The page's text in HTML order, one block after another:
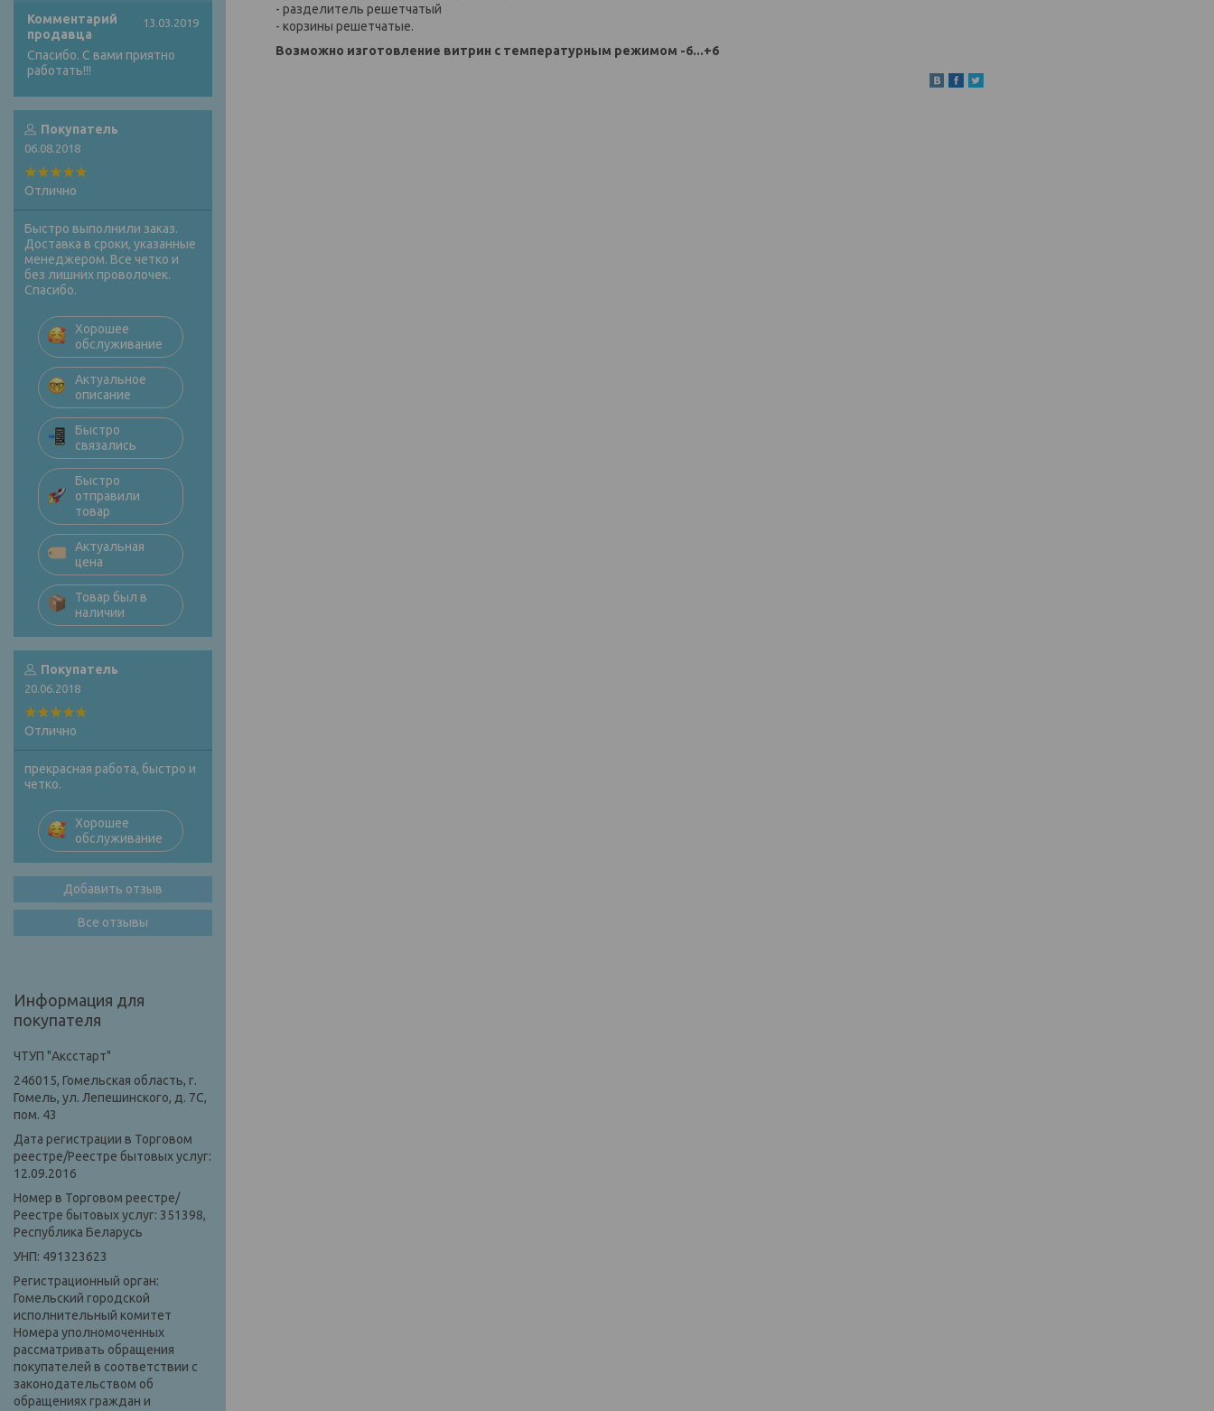
- разделитель решетчатый
- корзины решетчатые.
Возможно изготовление витрин с температурным режимом -6...+6
Комментарий
продавца
13.03.2019
Спасибо. С вами приятно
работать!!!
Покупатель
06.08.2018
Отлично
Быстро выполнили заказ.
Доставка в сроки, указанные
менеджером. Все четко и
без лишних проволочек.
Спасибо.
Хорошее
обслуживание
Актуальное
описание
Быстро
связались
Быстро
отправили
товар
Актуальная
цена
Товар был в
наличии
Покупатель
20.06.2018
Отлично
прекрасная работа, быстро и
четко.
Хорошее
обслуживание
Добавить отзыв
Все отзывы
Информация для
покупателя
ЧТУП "Аксстарт"
246015, Гомельская область, г.
Гомель, ул. Лепешинского, д. 7С,
пом. 43
Дата регистрации в Торговом
реестре/Реестре бытовых услуг:
12.09.2016
Номер в Торговом реестре/
Реестре бытовых услуг: 351398,
Республика Беларусь
УНП: 491323623
Регистрационный орган:
Гомельский городской
исполнительный комитет
Номера уполномоченных
рассматривать обращения
покупателей в соответствии с
законодательством об
обращениях граждан и